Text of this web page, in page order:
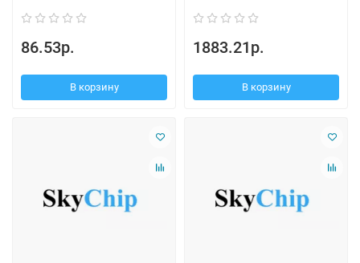
86.53р.
В корзину
1883.21р.
В корзину